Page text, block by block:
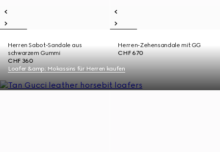
Herren Sabot-Sandale aus
schwarzem Gummi
CHF 360
Herren-Zehensandale mit GG
CHF 670
Loafer &amp; Mokassins für Herren kaufen